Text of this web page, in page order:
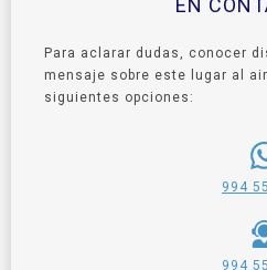
EN
Para aclarar dudas, conocer
mensaje sobre este lugar al
siguientes opciones:
994
994